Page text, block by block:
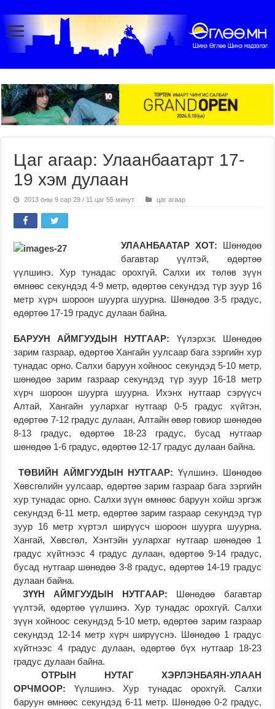
Цаг агаар: Улаанбаатарт 17-
19 хэм дулаан
2013 оны 9 сар 29 / 11 цаг 55 минут цаг агаар
УЛААНБААТАР ХОТ: Шөнөдөө
багавтар үүлтэй, өдөртөө
үүлшинэ. Хур тунадас орохгүй. Салхи их төлөв зүүн
өмнөөс секундэд 4-9 метр, өдөртөө секундэд түр зуур 16
метр хүрч шороон шуурга шуурна. Шөнөдөө 3-5 градус,
өдөртөө 17-19 градус дулаан байна.
БАРУУН АЙМГУУДЫН НУТГААР: Үүлэрхэг. Шөнөдөө
зарим газраар, өдөртөө Хангайн уулсаар бага зэргийн хур
тунадас орно. Салхи баруун хойноос секундэд 5-10 метр,
шөнөдөө зарим газраар секундэд түр зуур 16-18 метр
хүрч шороон шуурга шуурна. Ихэнх нутгаар сэрүүсч
Алтай, Хангайн уулархаг нутгаар 0-5 градус хүйтэн,
өдөртөө 7-12 градус дулаан, Алтайн өвөр говиор шөнөдөө
8-13 градус, өдөртөө 18-23 градус, бусад нутгаар
шөнөдөө 1-6 градус, өдөртөө 12-17 градус дулаан байна.
ТӨВИЙН АЙМГУУДЫН НУТГААР: Үүлшинэ. Шөнөдөө
Хөвсгөлийн уулсаар, өдөртөө зарим газраар бага зэргийн
хур тунадас орно. Салхи зүүн өмнөөс баруун хойш эргэж
секундэд 6-11 метр, өдөртөө зарим газраар секундэд түр
зуур 16 метр хүртэл ширүүсч шороон шуурга шуурна.
Хангай, Хөвсгөл, Хэнтэйн уулархаг нутгаар шөнөдөө 1
градус хүйтнээс 4 градус дулаан, өдөртөө 9-14 градус,
бусад нутгаар шөнөдөө 3-8 градус, өдөртөө 14-19 градус
дулаан байна.
ЗҮҮН АЙМГУУДЫН НУТГААР: Шөнөдөө багавтар
үүлтэй, өдөртөө үүлшинэ. Хур тунадас орохгүй. Салхи
зүүн хойноос секундэд 5-10 метр, өдөртөө зарим газраар
секундэд 12-14 метр хүрч ширүүснэ. Шөнөдөө 1 градус
хүйтнээс 4 градус дулаан, өдөртөө бүх нутгаар 18-23
градус дулаан байна.
ОТРЫН НУТАГ ХЭРЛЭНБАЯН-УЛААН
ОРЧМООР: Үүлшинэ. Хур тунадас орохгүй. Салхи
баруун өмнөөс секундэд 6-11 метр. Шөнөдөө 0-2 градус,